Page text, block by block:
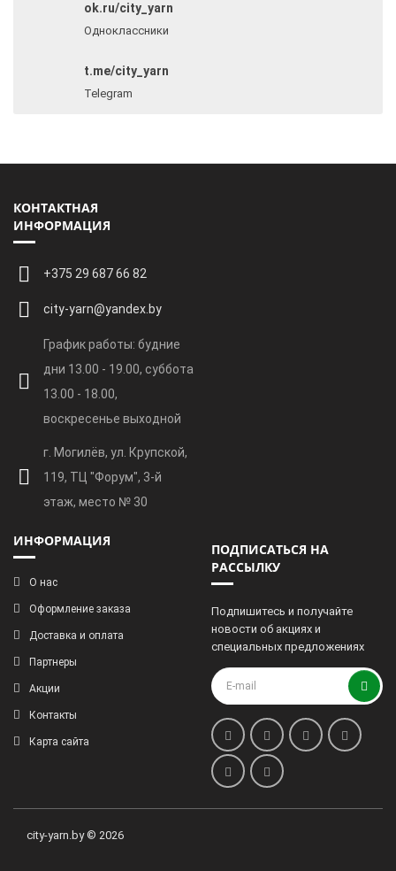
ok.ru/city_yarn
Одноклассники
t.me/city_yarn
Telegram
КОНТАКТНАЯ
ИНФОРМАЦИЯ
+375 29 687 66 82
city-yarn@yandex.by
График работы: будние
дни 13.00 - 19.00, суббота
13.00 - 18.00,
воскресенье выходной
г. Могилёв, ул. Крупской,
119, ТЦ "Форум", 3-й
этаж, место № 30
ИНФОРМАЦИЯ
О нас
Оформление заказа
Доставка и оплата
Партнеры
Акции
Контакты
Карта сайта
ПОДПИСАТЬСЯ НА
РАССЫЛКУ
Подпишитесь и получайте
новости об акциях и
специальных предложениях
city-yarn.by © 2026